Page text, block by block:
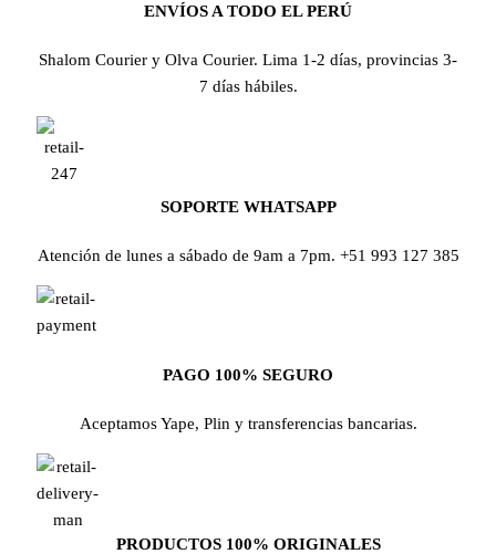
ENVÍOS A TODO EL PERÚ
Shalom Courier y Olva Courier. Lima 1-2 días, provincias 3-
7 días hábiles.
SOPORTE WHATSAPP
Atención de lunes a sábado de 9am a 7pm. +51 993 127 385
PAGO 100% SEGURO
Aceptamos Yape, Plin y transferencias bancarias.
PRODUCTOS 100% ORIGINALES